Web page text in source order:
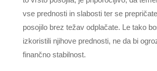
vse prednosti in slabosti ter se
posojilo brez težav odplačate. Le tako
izkoristili njihove prednosti, ne da bi
finančno stabilnost.